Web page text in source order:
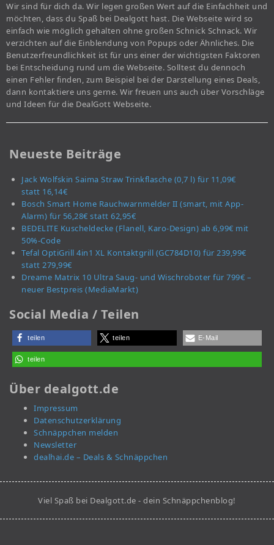
Wir sind für dich da. Wir legen großen Wert auf die Einfachheit und
möchten, dass du Spaß bei Dealgott hast. Die Webseite wird so
einfach wie möglich gehalten ohne großen Schnick Schnack. Wir
verzichten auf die Einblendung von Popups oder Ähnliches. Die
Benutzerfreundlichkeit ist für uns einer der wichtigsten Faktoren
bei Entscheidung rund um die Webseite. Solltest du dennoch
einen Fehler finden, zum Beispiel bei der Darstellung eines Deals,
dann kontaktiere uns gerne. Wir freuen uns auch über Vorschläge
und Ideen für die DealGott Webseite.
Neueste Beiträge
Jack Wolfskin Saima Straw Trinkflasche (0,7 l) für 11,09€
statt 16,14€
Bosch Smart Home Rauchwarnmelder II (smart, mit App-
Alarm) für 56,28€ statt 62,95€
BEDELITE Kuscheldecke (Flanell, Karo-Design) ab 6,99€ mit
50%-Code
Tefal OptiGrill 4in1 XL Kontaktgrill (GC784D10) für 239,99€
statt 279,99€
Dreame Matrix 10 Ultra Saug- und Wischroboter für 799€ –
neuer Bestpreis (MediaMarkt)
Social Media / Teilen
teilen teilen E-Mail
teilen
Über dealgott.de
Impressum
Datenschutzerklärung
Schnäppchen melden
Newsletter
dealhai.de – Deals & Schnäppchen
Viel Spaß bei Dealgott.de - dein Schnäppchenblog!